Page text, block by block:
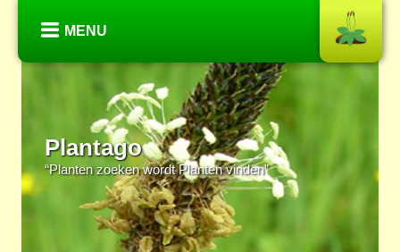
MENU
Plantago
“Planten zoeken wordt Planten vinden”